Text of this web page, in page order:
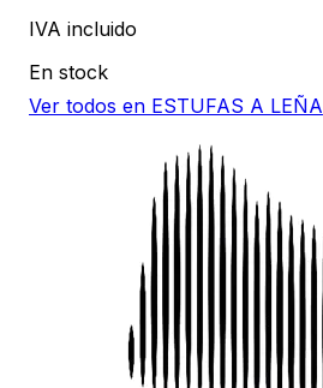
IVA incluido
En stock
Ver todos en ESTUFAS A LEÑA